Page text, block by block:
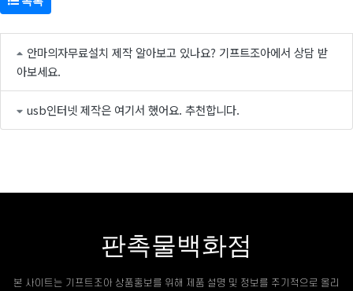
안마의자무료설치 제작 알아보고 있나요? 기프트조아에서 상담 받
아보세요.
usb인터넷 제작은 여기서 했어요. 추천합니다.
판촉물백화점
본 사이트는 기프트조아 상품홍보를 위해 제품 설명 및 정보를 주기적으로 올리